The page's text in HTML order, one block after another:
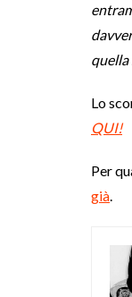
quella
Lo
QUI!
Per
già.